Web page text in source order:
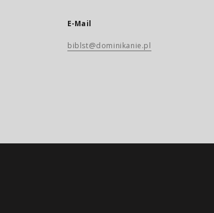
E-Mail
biblst@dominikanie.pl